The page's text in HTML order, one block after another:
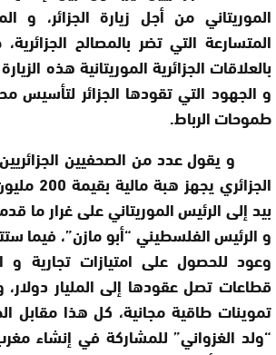
الموريتاني من أجل زيارة الجزائر، و
المتسارعة التي تضر بالمصالح
بالعلاقات الجزائرية الموريتانية هذه
و الجهود التي تقودها الجزائر
طموحات الرباط.
و يقول عدد من الصحفيين الجزائريين
الجزائري
بيد إلى الرئيس الموريتاني على غرار ما
و الرئيس الفلسطيني “أبو مازن”، فيما
وعود للحصول على امتيازات تجارية
قطاعات تصل عقودها إلى المليار
تموينات طاقية مجانية، كل هذا مقابل
“ولد الغزواني” للمشاركة في إنشاء